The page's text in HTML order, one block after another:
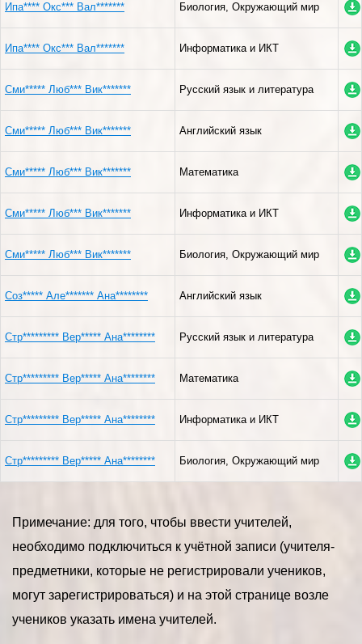
Ипа**** Окс*** Вал******* Биология, Окружающий мир
Ипа**** Окс*** Вал******* Информатика и ИКТ
Сми***** Люб*** Вик******* Русский язык и литература
Сми***** Люб*** Вик******* Английский язык
Сми***** Люб*** Вик******* Математика
Сми***** Люб*** Вик******* Информатика и ИКТ
Сми***** Люб*** Вик******* Биология, Окружающий мир
Соз***** Але******* Ана******** Английский язык
Стр********* Вер***** Ана******** Русский язык и литература
Стр********* Вер***** Ана******** Математика
Стр********* Вер***** Ана******** Информатика и ИКТ
Стр********* Вер***** Ана******** Биология, Окружающий мир
Примечание: для того, чтобы ввести учителей,
необходимо подключиться к учётной записи (учителя-
предметники, которые не регистрировали учеников,
могут зарегистрироваться) и на этой странице возле
учеников указать имена учителей.